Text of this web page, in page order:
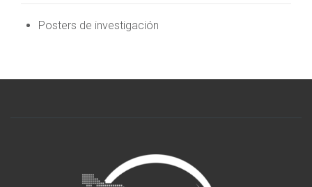
Posters de investigación